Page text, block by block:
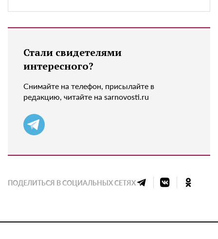
Стали свидетелями
интересного?
Снимайте на телефон, присылайте в
редакцию, читайте на sarnovosti.ru
ПОДЕЛИТЬСЯ В СОЦИАЛЬНЫХ СЕТЯХ